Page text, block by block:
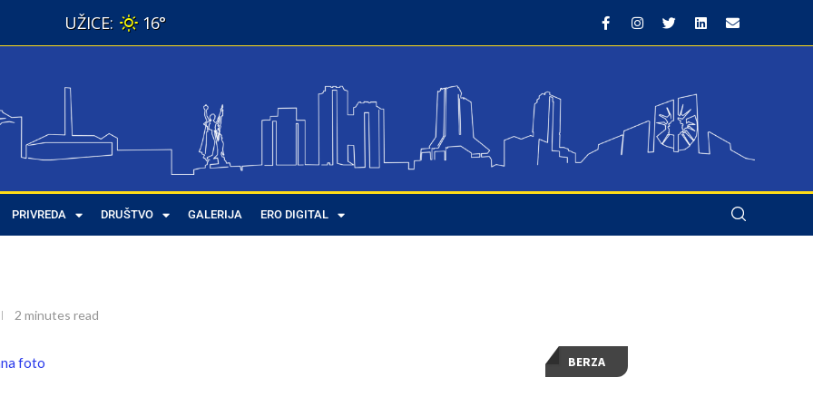
16°
PRIVREDA DRUŠTVO GALERIJA ERO DIGITAL
koncert dve Bojane
2 minutes read
BERZA